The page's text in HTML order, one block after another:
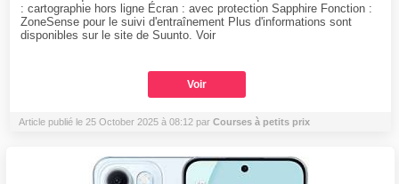
: cartographie hors ligne Écran : avec protection Sapphire Fonction :
ZoneSense pour le suivi d'entraînement Plus d'informations sont
disponibles sur le site de Suunto. Voir
Voir
Article publié le 25 October 2025 à 08:12 par Courses à petits prix